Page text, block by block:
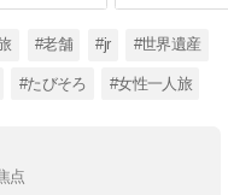
#老舗 #jr #世界遺産
#たびそろ #女性一人旅
点